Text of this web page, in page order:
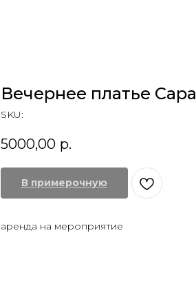
Вечернее платье Сара
SKU:
5000,00 р.
В примерочную
аренда на мероприятие